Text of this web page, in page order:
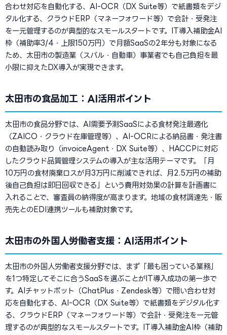
合わせ対応を自動化する、AI-OCR（DX Suite等）で紙書類をデジ
タル化する、クラウドERP（マネーフォワード等）で会計・受発注
を一元管理するのが典型的なスモールスタートです。IT導入補助金AI
枠（補助率3/4・上限150万円）で月額SaaSの2年分も対象になる
ため、太田市の製造業（スバル・自動車）事業者でも自己負担を最
小限に抑えたDX導入が実現できます。
太田市の食品加工：AI活用ポイント
太田市の食品分野では、AI需要予測SaaSによる食材発注最適化
（ZAICO・クラウド在庫管理等）、AI-OCRによる納品書・発注書
の自動読み取り（invoiceAgent・DX Suite等）、HACCPに対応
したクラウド品質管理システムの導入が主な活用テーマです。「月
10万円の食材廃棄ロスが月3万円に削減できれば、月2.5万円の補助
後自己負担は即日回収できる」という費用対効果の計算を計画書に
入れることで、審査員の納得度が高まります。地域の食材調達先・販
売先とのEDI連携ツールも補助対象です。
太田市の外国人労働者支援：AI活用ポイント
太田市の外国人労働者支援分野では、まず「最も困っている業務」
を1つ特定してそこに合うSaaSを選ぶことがIT導入成功の第一歩で
す。AIチャットボット（ChatPlus・Zendesk等）で問い合わせ対
応を自動化する、AI-OCR（DX Suite等）で紙書類をデジタル化す
る、クラウドERP（マネーフォワード等）で会計・受発注を一元管
理するのが典型的なスモールスタートです。IT導入補助金AI枠（補助